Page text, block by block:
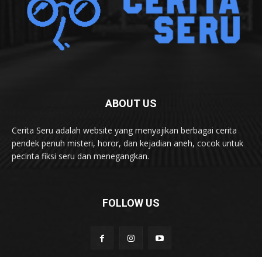
ABOUT US
Cerita Seru adalah website yang menyajikan berbagai cerita
pendek penuh misteri, horor, dan kejadian aneh, cocok untuk
pecinta fiksi seru dan menegangkan.
FOLLOW US